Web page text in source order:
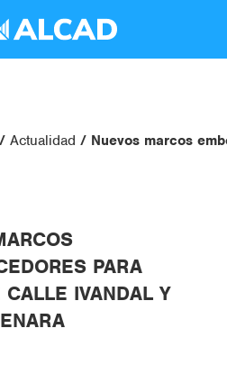
Actualidad Nuevos marcos
PARA
IVANDAL Y